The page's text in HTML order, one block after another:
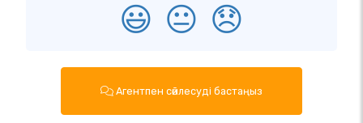
😃 😐 😞
Агентпен сөйлесуді бастаңыз